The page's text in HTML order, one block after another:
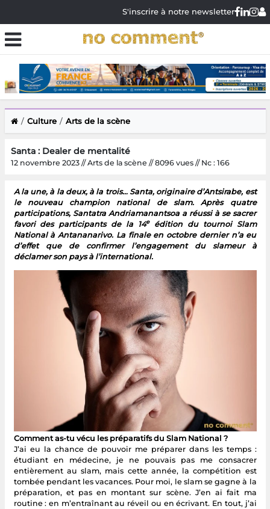
S'inscrire à notre newsletter
Culture Arts de la scène
Santa : Dealer de mentalité
12 novembre 2023 // Arts de la scène // 8096 vues // Nc : 166
A la une, à la deux, à la trois… Santa, originaire d’Antsirabe, est
le nouveau champion national de slam. Après quatre
participations, Santatra Andriamanantsoa a réussi à se sacrer
favori des participants de la 14eédition du tournoi Slam
National à Antananarivo. La finale en octobre dernier n’a eu
d’effet que de confirmer l’engagement du slameur à
déclamer son pays à l’international.
Comment as-tu vécu les préparatifs du Slam National ?
J’ai eu la chance de pouvoir me préparer dans les temps :
étudiant en médecine, je ne pouvais pas me consacrer
entièrement au slam, mais cette année, la compétition est
tombée pendant les vacances. Pour moi, le slam se gagne à la
préparation, et pas en montant sur scène. J’en ai fait ma
routine : en m’entraînant au réveil ou en écrivant. En tout, j’ai